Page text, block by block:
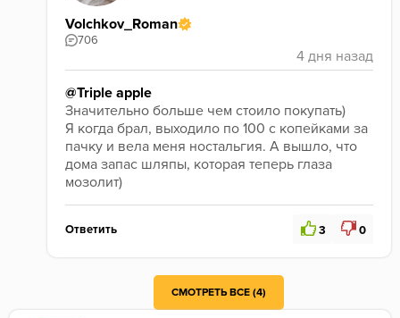
Volchkov_Roman
706
@Triple apple
Значительно больше чем стоило покупать)
Я когда брал, выходило по 100 с копейками за
пачку и вела меня ностальгия. А вышло, что
дома запас шляпы, которая теперь глаза
мозолит)
Ответить 3 0
СМОТРЕТЬ ВСЕ (4)